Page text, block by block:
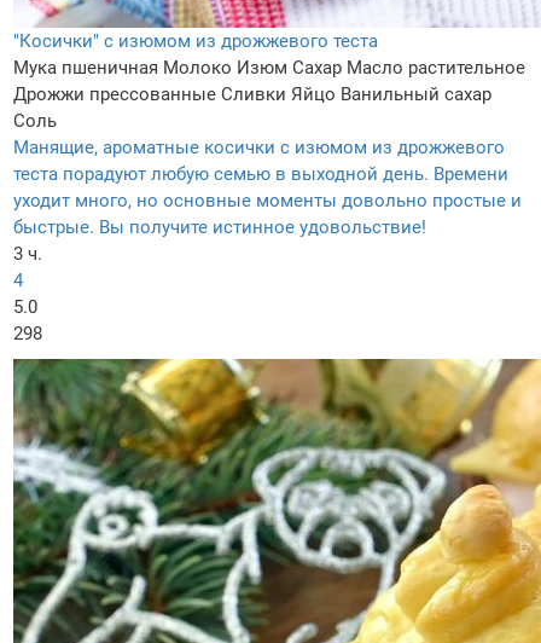
"Косички" с изюмом из дрожжевого теста
Мука пшеничная Молоко Изюм Сахар Масло растительное
Дрожжи прессованные Сливки Яйцо Ванильный сахар
Соль
Манящие, ароматные косички с изюмом из дрожжевого
теста порадуют любую семью в выходной день. Времени
уходит много, но основные моменты довольно простые и
быстрые. Вы получите истинное удовольствие!
3 ч.
4
5.0
298